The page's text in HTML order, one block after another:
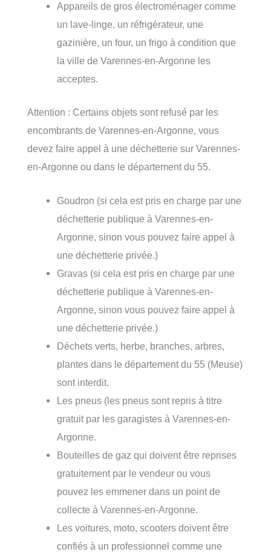
Appareils de gros électroménager comme
un lave-linge, un réfrigérateur, une
gazinière, un four, un frigo à condition que
la ville de Varennes-en-Argonne les
acceptes.
Attention : Certains objets sont refusé par les
encombrants de Varennes-en-Argonne, vous
devez faire appel à une déchetterie sur Varennes-
en-Argonne ou dans le département du 55.
Goudron (si cela est pris en charge par une
déchetterie publique à Varennes-en-
Argonne, sinon vous pouvez faire appel à
une déchetterie privée.)
Gravas (si cela est pris en charge par une
déchetterie publique à Varennes-en-
Argonne, sinon vous pouvez faire appel à
une déchetterie privée.)
Déchets verts, herbe, branches, arbres,
plantes dans le département du 55 (Meuse)
sont interdit.
Les pneus (les pneus sont repris à titre
gratuit par les garagistes à Varennes-en-
Argonne.
Bouteilles de gaz qui doivent être reprises
gratuitement par le vendeur ou vous
pouvez les emmener dans un point de
collecte à Varennes-en-Argonne.
Les voitures, moto, scooters doivent être
confiés à un professionnel comme une